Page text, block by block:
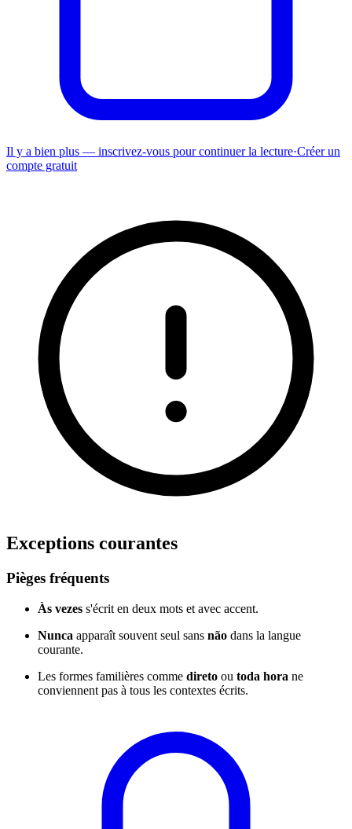
Il y a bien plus — inscrivez-vous pour continuer la lecture·Créer un
compte gratuit
Exceptions courantes
Pièges fréquents
Às vezes s'écrit en deux mots et avec accent.
Nunca apparaît souvent seul sans não dans la langue
courante.
Les formes familières comme direto ou toda hora ne
conviennent pas à tous les contextes écrits.